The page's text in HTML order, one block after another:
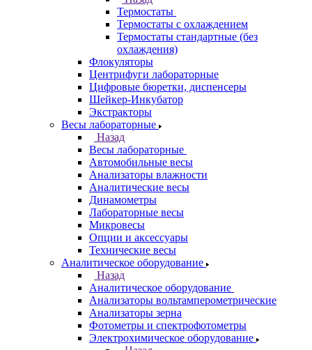
Термостаты
Термостаты с охлаждением
Термостаты стандартные (без
охлаждения)
Флокуляторы
Центрифуги лабораторные
Цифровые бюретки, диспенсеры
Шейкер-Инкубатор
Экстракторы
Весы лабораторные
Назад
Весы лабораторные
Автомобильные весы
Анализаторы влажности
Аналитические весы
Динамометры
Лабораторные весы
Микровесы
Опции и аксессуары
Технические весы
Аналитическое оборудование
Назад
Аналитическое оборудование
Анализаторы вольтамперометрические
Анализаторы зерна
Фотометры и спектрофотометры
Электрохимическое оборудование